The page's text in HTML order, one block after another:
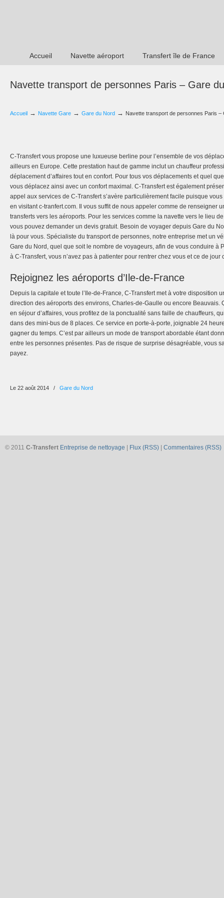
Accueil Navette aéroport Transfert île de France
Navette transport de personnes Paris – Gare
Accueil → Navette Gare → Gare du Nord → Navette transport de personnes Paris –
C-Transfert vous propose une luxueuse berline pour l’ensemble de vos
ailleurs en Europe. Cette prestation haut de gamme inclut un chauffeur
déplacement d’affaires tout en confort. Pour tous vos déplacements et quel
vous déplacez ainsi avec un confort maximal. C-Transfert est également
appel aux services de C-Transfert s’avère particulièrement facile puisque
en visitant c-tranfert.com. Il vous suffit de nous appeler comme de renseigner
transferts vers les aéroports. Pour les services comme la navette vers le lieu
vous pouvez demander un devis gratuit. Besoin de voyager depuis Gare du
là pour vous. Spécialiste du transport de personnes, notre entreprise met un
Gare du Nord, quel que soit le nombre de voyageurs, afin de vous conduire à
à C-Transfert, vous n’avez pas à patienter pour rentrer chez vous et ce de jour
Rejoignez les aéroports d’Ile-de-France
Depuis la capitale et toute l’Ile-de-France, C-Transfert met à votre disposition
direction des aéroports des environs, Charles-de-Gaulle ou encore Beauvais.
en séjour d’affaires, vous profitez de la ponctualité sans faille de chauffeurs,
dans des mini-bus de 8 places. Ce service en porte-à-porte, joignable 24
gagner du temps. C’est par ailleurs un mode de transport abordable étant
entre les personnes présentes. Pas de risque de surprise désagréable, vous
payez.
Le 22 août 2014 / Gare du Nord
© 2011 C-Transfert Entreprise de nettoyage Flux (RSS) Commentaires (RSS)